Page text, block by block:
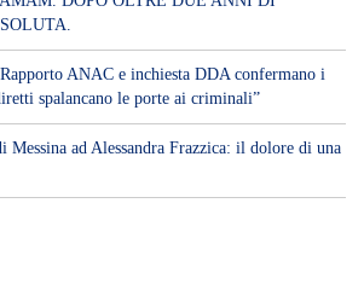
ANAC e inchiesta DDA confermano i
spalancano le porte ai criminali”
Messina ad Alessandra Frazzica: il dolore di una